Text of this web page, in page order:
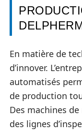
En matière de
d’innover.
automatisés
de production
Des machines
des lignes